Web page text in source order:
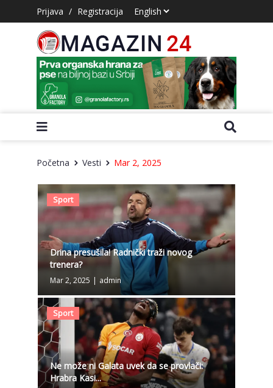
Prijava / Registracija
Početna Vesti Mar 2, 2025
Sport
Drina presušila! Radnički traži novog
trenera?
Mar 2, 2025 | admin
Sport
Ne može ni Galata uvek da se provlači:
Hrabra Kasi...